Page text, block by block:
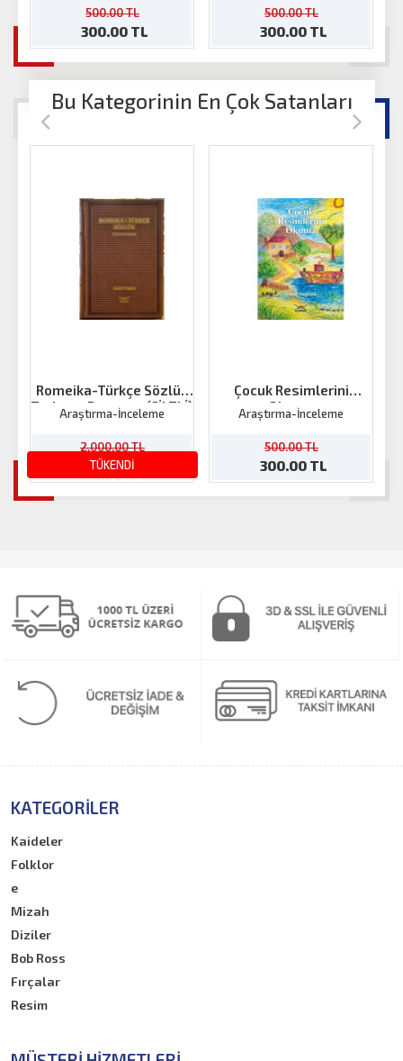
500.00 TL
300.00 TL
500.00 TL
300.00 TL
Bu Kategorinin En Çok Satanları
TÜKENDİ
Romeika-Türkçe Sözlük
Trabzon Rumcası (CİLTLİ)
Araştırma-İnceleme
2,000.00 TL
1,200.00 TL
Çocuk Resimlerini
Okuma
Araştırma-İnceleme
500.00 TL
300.00 TL
KATEGORILER
Kaideler
Folklor
e
Mizah
Diziler
Bob Ross
Fırçalar
Resim